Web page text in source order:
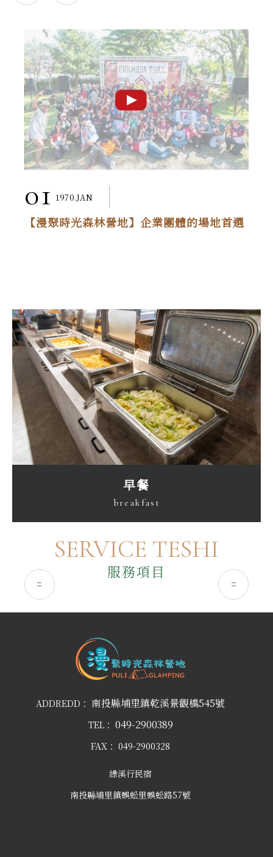
01 1970.JAN
【漫聚時光森林營地】企業團體的場地首選
早餐
breakfast
SERVICE TESHI
服務項目
ADDREDD： 南投縣埔里鎮乾溪景觀橋545號
TEL： 049-2900389
FAX： 049-2900328
綠溪行民宿
南投縣埔里鎮蜈蚣里蜈蚣路57號